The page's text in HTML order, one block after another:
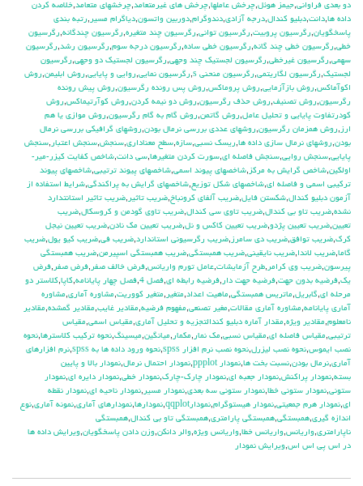
دو بعدي فراواني,جيمز هوئل,چرخش عاملها,چرخش هاي غيرمتعامد,چرخشهاي متعامد,خلاصه كردن
داده ها,دانت,دبليو كندال,درجه آزادي,دندوگرام,دوربين واتسون,دياگرام مسير ,رتبه بندي
پاسخگويان,رگرسيون پروبيت,رگرسيون تواني,رگرسيون چند متغيره,رگرسيون چندگانه,رگرسيون
خطي,رگرسيون خطي چند گانه,رگرسيون خطي ساده,رگرسيون درجه سوم,رگرسيون رشد,رگرسيون
سهمي,رگرسيون غيرخطي,رگرسيون لجستيك چند وجهي,رگرسيون لجستيك دو وجهي,رگرسيون
لجستيک,رگرسيون لگاريتمي,رگرسيون منحني s ,رگرسيون نمايي,روايي و پايايي,روش ابليمن,روش
اكوآماكس,روش بازآزمايي,روش پروماكس,روش پس رونده رگرسيون,روش پيش رونده
رگرسيون,روش تصنيف,روش حذف رگرسيون,روش دو نيمه كردن,روش كوآرتيماكس,روش
كودرتفاوت پايايي و تحليل عامل,روش گاتمن,روش گام به گام رگرسيون,روش موازي يا هم
ارز ,روش همزمان رگرسيون,روشهاي عددي بررسي نرمال بودن,روشهاي گرافيكي بررسي نرمال
بودن,روشهاي نرمال سازي داده ها,ريسك نسبي,سازه,سطح معناداري,سنجش,سنجش اعتبار ,سنجش
پايايي,سنجش روايي,سنجش فاصله اي,سورت كردن متغيرها,سي دانت,شاخص كفايت كيزر-مير-
اولكين,شاخص گرايش به مركز ,شاخصهاي پيوند اسمي,شاخصهاي پيوند ترتيبي,شاخصهاي پيوند
تركيبي اسمي و فاصله اي,شاخصهاي شكل توزيع,شاخصهاي گرايش به پراكندگي,شرايط استفاده از
آزمون دبليو كندال,شكستن فايل,ضريب آلفاي کرونباخ,ضريب تاثير ,ضريب تاثير استانتدارد
نشده,ضريب تاو بي كندال,ضريب تاوي سي كندال,ضريب تاوي گودمن و كروسكال,ضريب
تعيين,ضريب تعيين پژدو,ضريب تعيين كاكس و نل,ضريب تعيين مك نادن,ضريب تعيين نيجل
كرك,ضريب توافق,ضريب دي سامرز ,ضريب رگرسيوني استاندارد,ضريب في,ضريب كيو يول,ضريب
گاما,ضريب لاندا,ضريب نايقيني,ضريب همبستگي,ضريب همبستگي اسپيرمن,ضريب همبستگي
پيرسون,ضريب وي كرامر ,طرح آزمايشات,عامل تورم واريانس,فرض خالف صفر ,فرض صفر ,فرض
يك,فرضيه بدون جهت,فرضيه جهت دار ,فرضيه رابطه اي,فصل 4 ,فصل چهار پايانامه,كاپا,كلاستر دو
مرحله اي,گابريل,ماتريس همبستگي,ماهيت اعداد,متغير ,متغير كووريت,مشاوره آماري,مشاوره
آماري پايانامه,مشاوره آماري مقالات,مغير تصنعي,مفهوم فرضيه,مقادير غايب,مقادير گمشده,مقادير
نامعلوم,مقادير ويژه,مقدار آماره دبليو كندالتجزيه و تحليل آماري,مقياس اسمي,مقياس
ترتيبي,مقياس فاصله اي,مقياس نسبي,مك نمار ,مكمار ,ميانگين,ميسينگ,نحوه تركيب كلاسترها,نحوه
نصب ايموس,نحوه نصب ليزرل,نحوه نصب نرم افزار spss ,نحوه ورود داده ها به spss ,نرم افزارهاي
آماري,نرمال بودن,نسبت بخت ها,نمودار ppplot ,نمودار احتمال نرمال,نمودار بالا و پايين
بسته,نمودار پراكنش,نمودار جعبه اي,نمودار چارك-چارك,نمودار خطي,نمودار دايره اي,نمودار
ستوني,نمودار ستوني خطا,نمودار ستوني سه بعدي,نمودار مسير ,نمودار ناحيه اي,نمودار نقطه
اي,نمودار هرم جمعيتي,نمودار هيستوگرام,نمودارqqplot ,نمودارها,نمودارهاي آماري,نمونه آماري,نوع
اندازه گيري,همبستگي,همبستگي پارامتري,همبستگي تاو بي کندال,همبستگي
ناپارامتري,واريانس,واريانس خطا,واريانس ويژه,والر دانكن,وزن دادن پاسخگويان,ويرايش داده ها
در اس پي اس اس,ويرايش نمودار